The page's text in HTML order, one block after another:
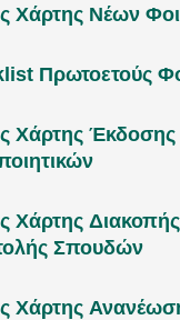
Χάρτης Νέων
Πρωτοετούς
Χάρτης Έκδοσης
Χάρτης
Αναστολής Σπουδών
Χάρτης